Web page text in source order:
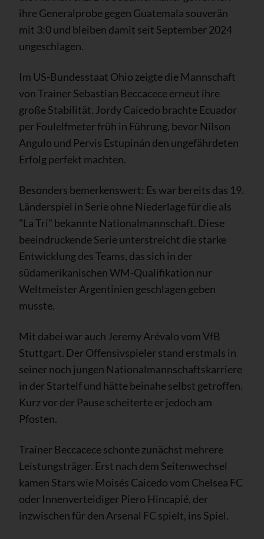
ihre Generalprobe gegen Guatemala souverän
mit 3:0 und bleiben damit seit September 2024
ungeschlagen.
Im US-Bundesstaat Ohio zeigte die Mannschaft
von Trainer Sebastian Beccacece erneut ihre
große Stabilität. Jordy Caicedo brachte Ecuador
per Foulelfmeter früh in Führung, bevor Nilson
Angulo und Pervis Estupinán den ungefährdeten
Erfolg perfekt machten.
Besonders bemerkenswert: Es war bereits das 19.
Länderspiel in Serie ohne Niederlage für die als
"La Tri" bekannte Nationalmannschaft. Diese
beeindruckende Serie unterstreicht die starke
Entwicklung des Teams, das sich in der
südamerikanischen WM-Qualifikation nur
Weltmeister Argentinien geschlagen geben
musste.
Mit dabei war auch Jeremy Arévalo vom VfB
Stuttgart. Der Offensivspieler stand erstmals in
seiner noch jungen Nationalmannschaftskarriere
in der Startelf und hätte beinahe selbst getroffen.
Kurz vor der Pause scheiterte er jedoch am
Pfosten.
Trainer Beccacece schonte zunächst mehrere
Leistungsträger. Erst nach dem Seitenwechsel
kamen Stars wie Moisés Caicedo vom Chelsea FC
oder Innenverteidiger Piero Hincapié, der
inzwischen für den Arsenal FC spielt, ins Spiel.